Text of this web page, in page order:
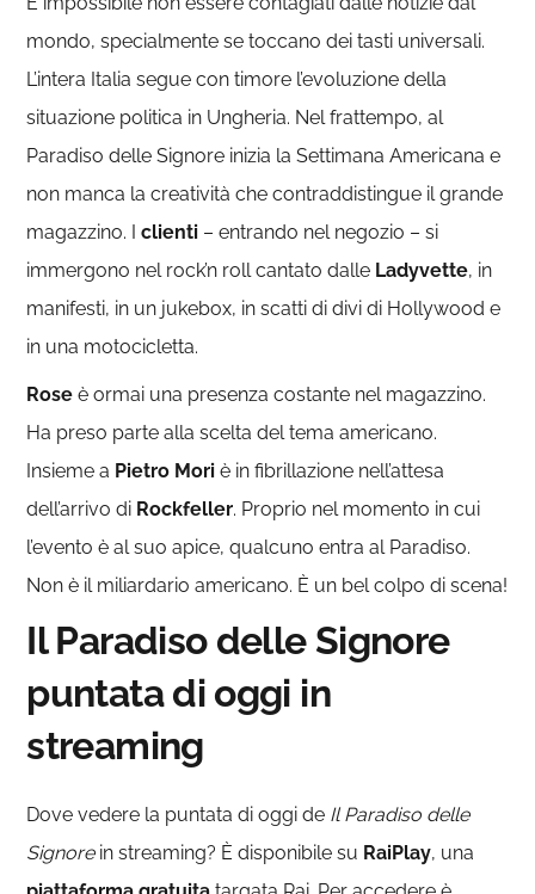
mondo, specialmente se toccano dei tasti universali.
L’intera Italia segue con timore l’evoluzione della
situazione politica in Ungheria. Nel frattempo, al
Paradiso delle Signore inizia la Settimana Americana e
non manca la creatività che contraddistingue il grande
magazzino. Iclienti – entrando nel negozio – si
immergono nel rock’n roll cantato dalle Ladyvette, in
manifesti, in un jukebox, in scatti di divi di Hollywood e
in una motocicletta.
Rose è ormai una presenza costante nel magazzino.
Ha preso parte alla scelta del tema americano.
Insieme a Pietro Mori è in fibrillazione nell’attesa
dell’arrivo di Rockfeller. Proprio nel momento in cui
l’evento è al suo apice, qualcuno entra al Paradiso.
Non è il miliardario americano. È un bel colpo di scena!
Il Paradiso delle Signore
puntata di oggi in
streaming
Dove vedere la puntata di oggi de Il Paradiso delle
Signorein streaming? È disponibile su RaiPlay, una